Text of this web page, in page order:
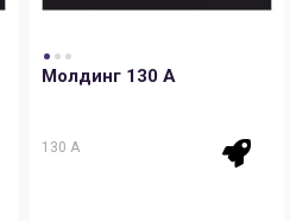
Молдинг 130 A
130 A